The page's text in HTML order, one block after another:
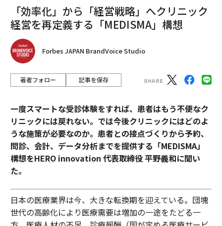
「効率化」から「経営戦略」へクリニック
経営を再定義する「MEDISMA」構想
Forbes JAPAN BrandVoice Studio
著者フォロー 記事を保存
一度スマートな受診体験をすれば、患者はもう不便なク
リニックには戻れない。では今後クリニックにはどのよ
うな施策が必要なのか。患者との接点づくりから予約、
問診、会計、データ分析までを提供する「MEDISMA」
構想をHERO innovation 代表取締役 平野義和に聞い
た。
日本の医療業界は今、大きな転換期を迎えている。団塊
世代の高齢化により医療需要は増加の一途をたどる一